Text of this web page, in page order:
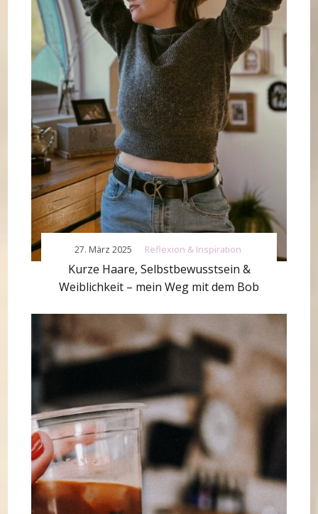
Reflexion & Inspiration
Kurze Haare, Selbstbewusstsein &
Weiblichkeit – mein Weg mit dem Bob
27. März 2025